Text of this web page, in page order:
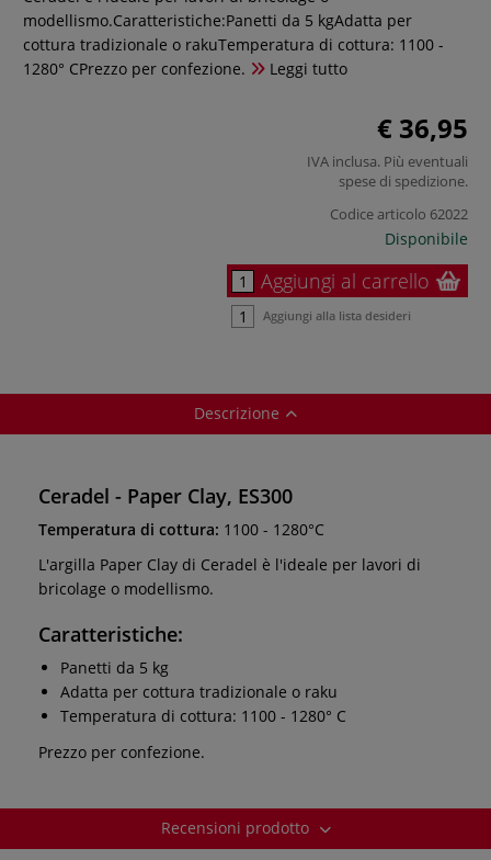
modellismo.Caratteristiche:Panetti da 5 kgAdatta per
cottura tradizionale o rakuTemperatura di cottura: 1100 -
1280° CPrezzo per confezione.
Leggi tutto
€ 36,95
IVA inclusa. Più eventuali
spese di spedizione.
Codice articolo 62022
Disponibile
Aggiungi al carrello
Aggiungi alla lista desideri
Descrizione
Ceradel - Paper Clay, ES300
Temperatura di cottura: 1100 - 1280°C
L'argilla Paper Clay di Ceradel è l'ideale per lavori di
bricolage o modellismo.
Caratteristiche:
Panetti da 5 kg
Adatta per cottura tradizionale o raku
Temperatura di cottura: 1100 - 1280° C
Prezzo per confezione.
Recensioni prodotto